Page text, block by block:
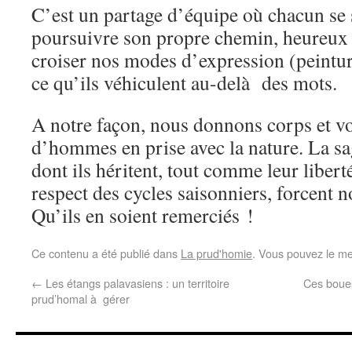
C’est un partage d’équipe où chacun
poursuivre son propre chemin,
croiser nos modes d’expression
ce qu’ils véhiculent au-delà des mots.
A notre façon, nous donnons corps et
d’hommes en prise avec la nature. La
dont ils héritent, tout comme leur
respect des cycles saisonniers, forcent
Qu’ils en soient remerciés !
Ce contenu a été publié dans La prud'homie. Vous pouvez le
← Les étangs palavasiens : un territoire
prud’homal à gérer
Ces